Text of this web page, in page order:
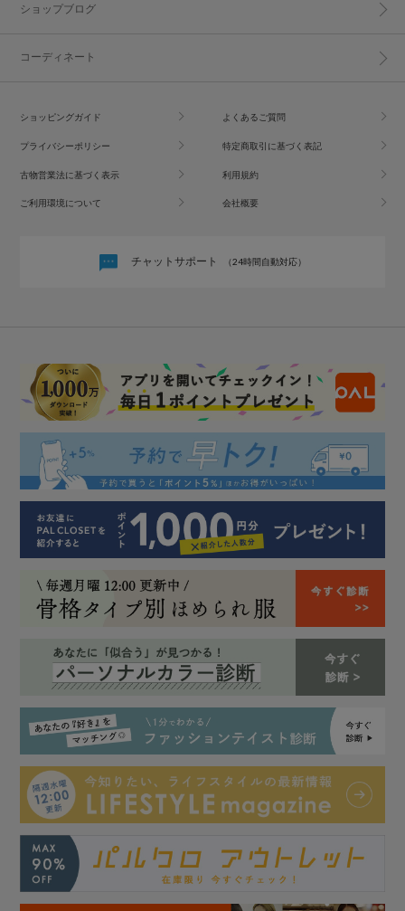
ショップブログ
コーディネート
ショッピングガイド よくあるご質問
プライバシーポリシー 特定商取引に基づく表記
古物営業法に基づく表示 利用規約
ご利用環境について 会社概要
チャットサポート （24時間自動対応）